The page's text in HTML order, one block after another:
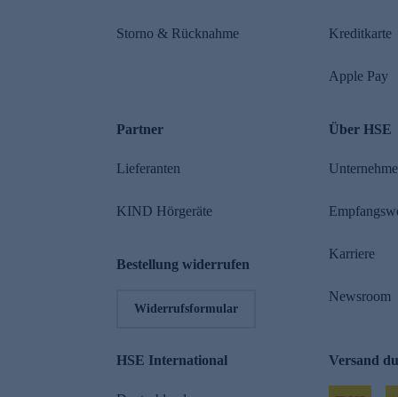
Storno & Rücknahme Kreditkarte
Apple Pay
Partner
Lieferanten
KIND Hörgeräte
Bestellung widerrufen
Widerrufsformular
Über HSE
Karriere
Newsroom
HSE International Versand